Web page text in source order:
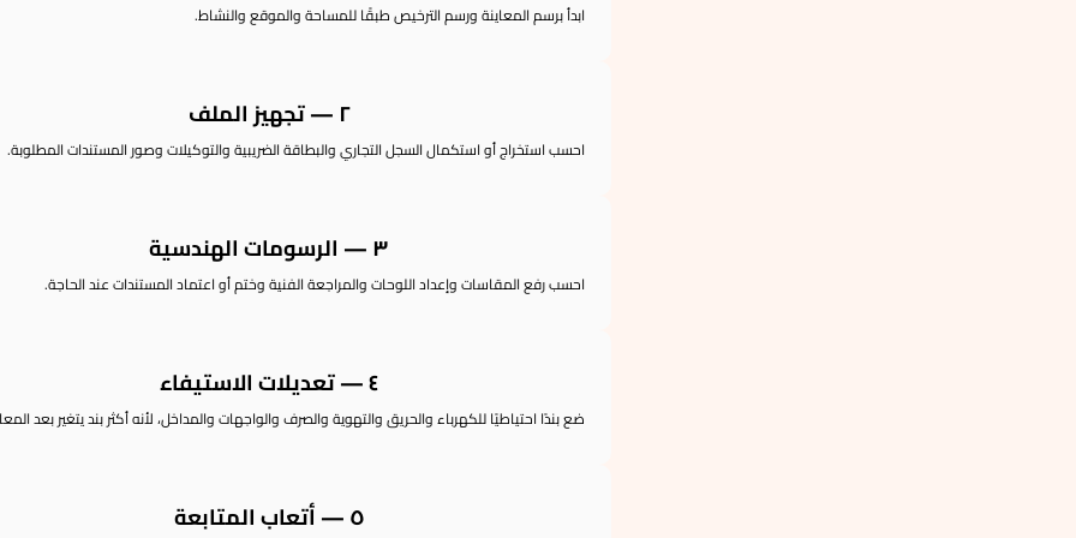
ابدأ برسم المعاينة ورسم الترخيص طبقًا للمساحة والموقع والنشاط.
٢ — تجهيز الملف
احسب استخراج أو استكمال السجل التجاري والبطاقة الضريبية والتوكيلات وصور المستندات المطلوبة.
٣ — الرسومات الهندسية
احسب رفع المقاسات وإعداد اللوحات والمراجعة الفنية وختم أو اعتماد المستندات عند الحاجة.
٤ — تعديلات الاستيفاء
ضع بندًا احتياطيًا للكهرباء والحريق والتهوية والصرف والواجهات والمداخل، لأنه أكثر بند يتغير بعد
٥ — أتعاب المتابعة